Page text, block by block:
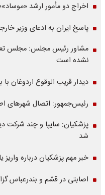
اخراج دو مأمور ارشد «موساد»؛
پاسخ ایران به ادعای وزیر
مشاور رئیس مجلس: مجلس
نشده است
دیدار قریب الوقوع اردوغان
رئیس‌جمهور: اتصال شهرهای
پزشکیان: سایپا و چند شرکت
شد
خبر مهم پزشکیان درباره
اصابتی در قشم و بندرعباس گزارش